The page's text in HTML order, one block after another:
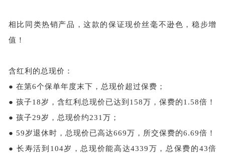
相比同类热销产品，这款的保证现价丝毫不逊色，稳步增
值！
含红利的总现价：
● 在第6个保单年度末下，总现价超过保费；
● 孩子18岁，含红利总现价已达到158万，保费的1.58倍！
● 孩子29岁，总现价约231万；
● 59岁退休时，总现价已高达669万，所交保费的6.69倍！
● 长寿活到104岁，总现价能高达4339万，总保费的43倍